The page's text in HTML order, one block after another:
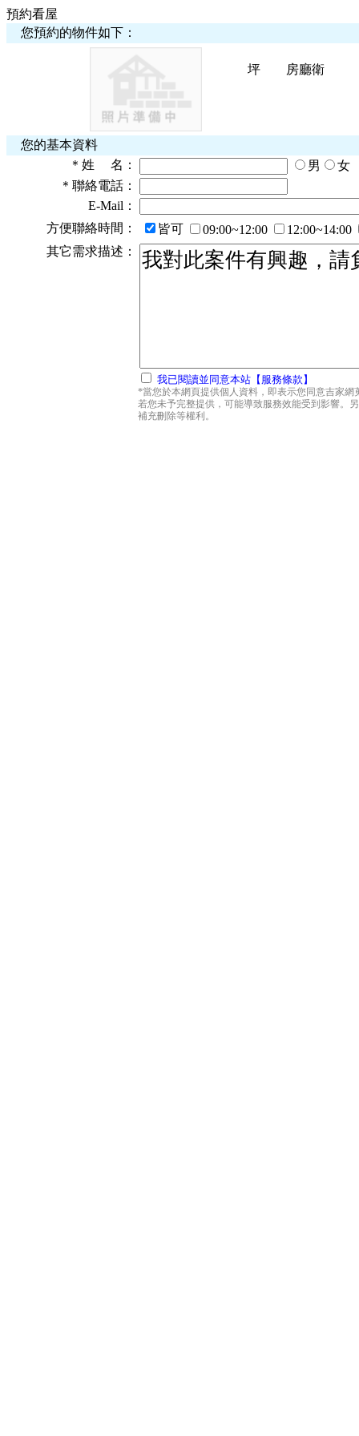
預約看屋
您預約的物件如下：
坪 房廳衛
您的基本資料
＊ 姓 名： 男
女
＊ 聯絡電話：
E-Mail：
方便聯絡時間：
皆可 09:00~12:00
12:00~14:00
其它需求描述：
我已閱讀並同意本站【服務條款】
*當您於本網頁提供個人資料，即表示您同意吉家
若您未予完整提供，可能導致服務效能受到影響。
補充刪除等權利。